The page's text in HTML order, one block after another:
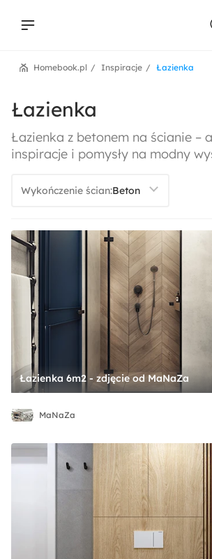
Łazienka
Inspiracje
Homebook.pl
Łazienka
Łazienka z betonem na ścianie –
inspiracje i pomysły na modny
Wykończenie ścian:
Łazienka 6m2 - zdjęcie od MaNaZa
MaNaZa